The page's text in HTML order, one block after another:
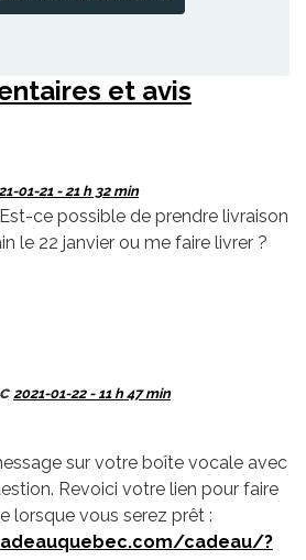
et avis
01-21 - 21 h 32 min
ce possible de prendre livraison
le 22 janvier ou me faire livrer ?
2021-01-22 - 11 h 47 min
sur votre boîte vocale avec
Revoici votre lien pour faire
lorsque vous serez prêt :
cadeau/?